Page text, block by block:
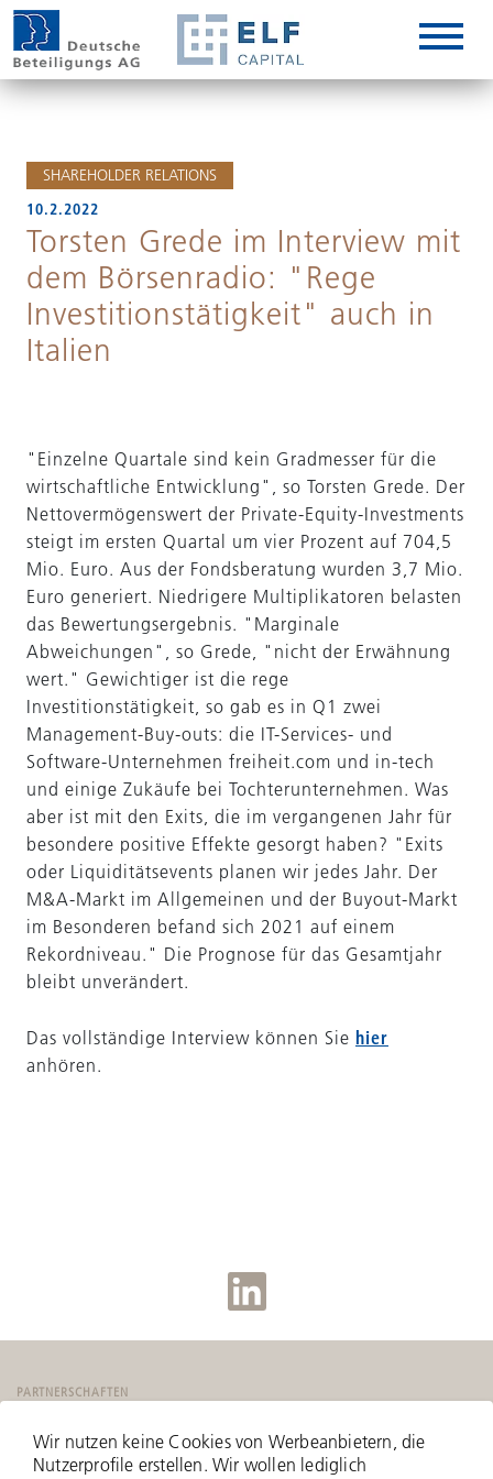
SHAREHOLDER RELATIONS
10.2.2022
Torsten Grede im Interview mit
dem Börsenradio: "Rege
Investitionstätigkeit" auch in
Italien
"Einzelne Quartale sind kein Gradmesser für die
wirtschaftliche Entwicklung", so Torsten Grede. Der
Nettovermögenswert der Private-Equity-Investments
steigt im ersten Quartal um vier Prozent auf 704,5
Mio. Euro. Aus der Fondsberatung wurden 3,7 Mio.
Euro generiert. Niedrigere Multiplikatoren belasten
das Bewertungsergebnis. "Marginale
Abweichungen", so Grede, "nicht der Erwähnung
wert." Gewichtiger ist die rege
Investitionstätigkeit, so gab es in Q1 zwei
Management-Buy-outs: die IT-Services- und
Software-Unternehmen freiheit.com und in-tech
und einige Zukäufe bei Tochterunternehmen. Was
aber ist mit den Exits, die im vergangenen Jahr für
besondere positive Effekte gesorgt haben? "Exits
oder Liquiditätsevents planen wir jedes Jahr. Der
M&A-Markt im Allgemeinen und der Buyout-Markt
im Besonderen befand sich 2021 auf einem
Rekordniveau." Die Prognose für das Gesamtjahr
bleibt unverändert.
Das vollständige Interview können Sie hier
anhören.
PARTNERSCHAFTEN
Wir nutzen keine Cookies von Werbeanbietern, die
Nutzerprofile erstellen. Wir wollen lediglich